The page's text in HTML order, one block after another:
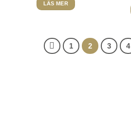
LÄS MER
1 2 3 4